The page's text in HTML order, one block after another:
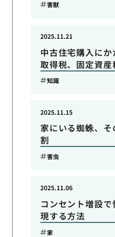
害獣
中古住宅購入に
取得税、固定資
2025.11.21
知識
家にいる蜘蛛、
割
2025.11.15
害虫
コンセント増設
現する方法
2025.11.06
家